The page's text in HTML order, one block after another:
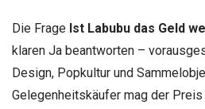
Die Frage Ist Labubu das Geld
klaren Ja beantworten –
Design, Popkultur und
Gelegenheitskäufer mag der